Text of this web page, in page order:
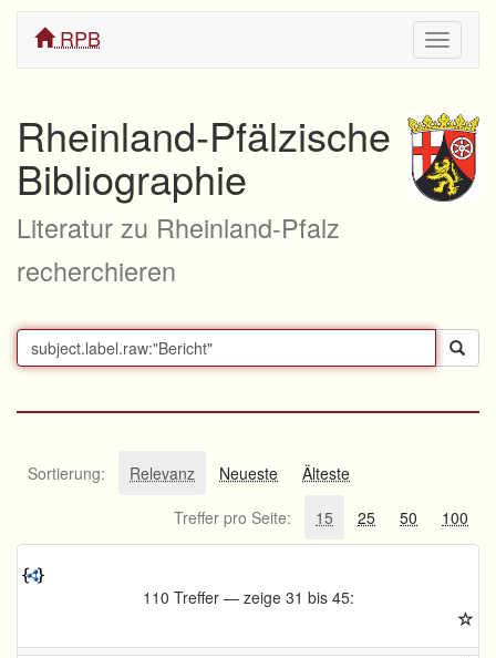
ein/
RPB
Rheinland-Pfälzische
Bibliographie
Literatur zu Rheinland-Pfalz
recherchieren
Sortierung: Relevanz Neueste
Älteste
Treffer pro Seite:
15 25 50 100
110 Treffer — zeige 31 bis 45: